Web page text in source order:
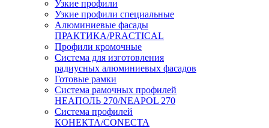
Узкие профили
Узкие профили специальные
Алюминиевые фасады
ПРАКТИКА/PRACTICAL
Профили кромочные
Система для изготовления
радиусных алюминиевых фасадов
Готовые рамки
Система рамочных профилей
НЕАПОЛЬ 270/NEAPOL 270
Система профилей
КОНЕКТА/CONECTA